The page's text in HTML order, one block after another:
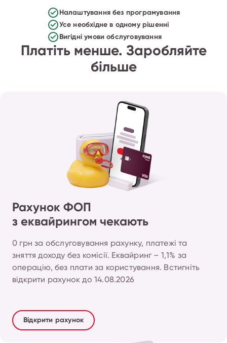
Налаштування без програмування
Усе необхідне в одному рішенні
Вигідні умови обслуговування
Платіть менше. Заробляйте
більше
Рахунок ФОП
з еквайрингом чекають
0 грн за обслуговування рахунку, платежі та
зняття доходу без комісії. Еквайринг – 1,1% за
операцію, без плати за користування. Встигніть
відкрити рахунок до 14.08.2026
Відкрити рахунок